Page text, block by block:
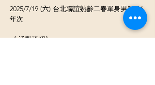
2025/7/19 (六) 台北聯誼熟齡二春單身男51-66
年次
《 活動流程》